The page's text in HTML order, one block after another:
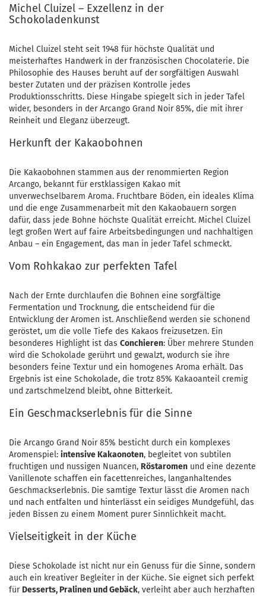
Michel Cluizel – Exzellenz in der
Schokoladenkunst
Michel Cluizel steht seit 1948 für höchste Qualität und
meisterhaftes Handwerk in der französischen Chocolaterie. Die
Philosophie des Hauses beruht auf der sorgfältigen Auswahl
bester Zutaten und der präzisen Kontrolle jedes
Produktionsschritts. Diese Hingabe spiegelt sich in jeder Tafel
wider, besonders in der Arcango Grand Noir 85%, die mit ihrer
Reinheit und Eleganz überzeugt.
Herkunft der Kakaobohnen
Die Kakaobohnen stammen aus der renommierten Region
Arcango, bekannt für erstklassigen Kakao mit
unverwechselbarem Aroma. Fruchtbare Böden, ein ideales Klima
und die enge Zusammenarbeit mit den Kakaobauern sorgen
dafür, dass jede Bohne höchste Qualität erreicht. Michel Cluizel
legt großen Wert auf faire Arbeitsbedingungen und nachhaltigen
Anbau – ein Engagement, das man in jeder Tafel schmeckt.
Vom Rohkakao zur perfekten Tafel
Nach der Ernte durchlaufen die Bohnen eine sorgfältige
Fermentation und Trocknung, die entscheidend für die
Entwicklung der Aromen ist. Anschließend werden sie schonend
geröstet, um die volle Tiefe des Kakaos freizusetzen. Ein
besonderes Highlight ist das Conchieren: Über mehrere Stunden
wird die Schokolade gerührt und gewalzt, wodurch sie ihre
besonders feine Textur und ein homogenes Aroma erhält. Das
Ergebnis ist eine Schokolade, die trotz 85% Kakaoanteil cremig
und zartschmelzend bleibt, ohne Bitterkeit.
Ein Geschmackserlebnis für die Sinne
Die Arcango Grand Noir 85% besticht durch ein komplexes
Aromenspiel: intensive Kakaonoten, begleitet von subtilen
fruchtigen und nussigen Nuancen, Röstaromen und eine dezente
Vanillenote schaffen ein facettenreiches, langanhaltendes
Geschmackserlebnis. Die samtige Textur lässt die Aromen nach
und nach entfalten und hinterlässt ein seidiges Mundgefühl, das
jeden Bissen zu einem Moment purer Sinnlichkeit macht.
Vielseitigkeit in der Küche
Diese Schokolade ist nicht nur ein Genuss für die Sinne, sondern
auch ein kreativer Begleiter in der Küche. Sie eignet sich perfekt
für Desserts, Pralinen und Gebäck, verleiht aber auch herzhaften